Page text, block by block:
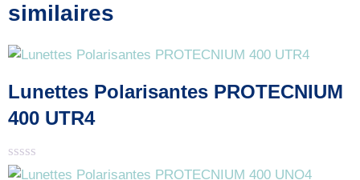
similaires
Lunettes Polarisantes PROTECNIUM
400 UTR4
Note